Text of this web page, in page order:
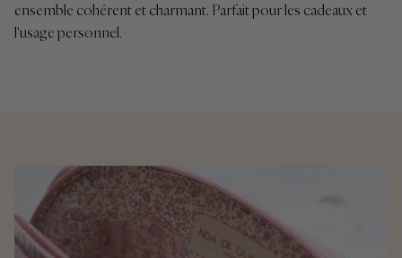
ensemble cohérent et charmant. Parfait pour les cadeaux et
l'usage personnel.